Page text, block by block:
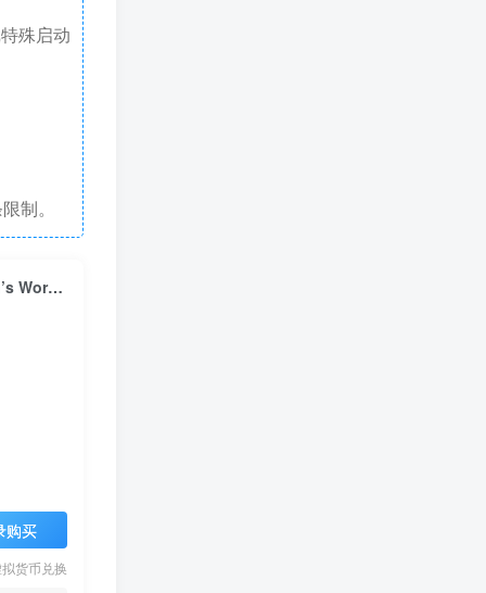
殊启动
制。
泡泡龙4伙伴：头骨怪与创意工坊/Bubble Bobble 4 Friends: The Baron’s Workshop
购买
货币兑换